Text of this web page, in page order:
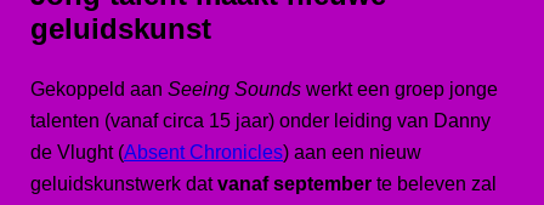
geluidskunst
Gekoppeld aan Seeing Sounds werkt een groep jonge
talenten (vanaf circa 15 jaar) onder leiding van Danny
de Vlught (Absent Chronicles) aan een nieuw
geluidskunstwerk datvanaf september te beleven zal